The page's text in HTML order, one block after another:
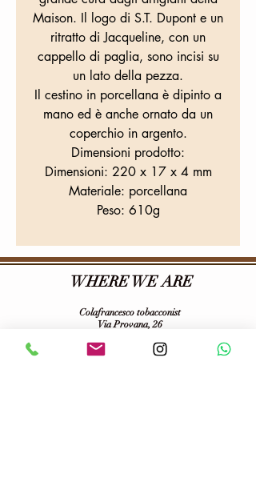
Maison. Il logo di S.T. Dupont e un
ritratto di Jacqueline, con un
cappello di paglia, sono incisi su
un lato della pezza.
Il cestino in porcellana è dipinto a
mano ed è anche ornato da un
coperchio in argento.
Dimensioni prodotto:
Dimensioni: 220 x 17 x 4 mm
Materiale: porcellana
Peso: 610g
WHERE WE ARE
Colafrancesco tobacconist
Via Provana, 26
Tel:
0114155068